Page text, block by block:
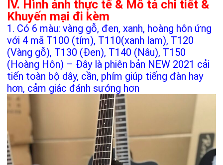
IV. Hình ảnh thực tế & Mô tả chi tiết &
Khuyến mại đi kèm
1. Có 6 màu: vàng gỗ, đen, xanh, hoàng hôn ứng
với 4 mã T100 (tím), T110(xanh lam), T120
(Vàng gỗ), T130 (Đen), T140 (Nâu), T150
(Hoàng Hôn) – Đây là phiên bản NEW 2021 cải
tiến toàn bộ dây, cần, phím giúp tiếng đàn hay
hơn, cảm giác đánh sướng hơn